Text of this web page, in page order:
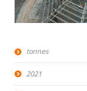
tonnes
2021